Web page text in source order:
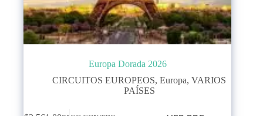
Europa Dorada 2026
CIRCUITOS EUROPEOS,Europa,VARIOS
PAÍSES